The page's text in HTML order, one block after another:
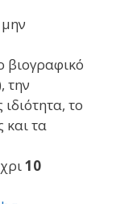
βιογραφικό
την
το
και τα
10